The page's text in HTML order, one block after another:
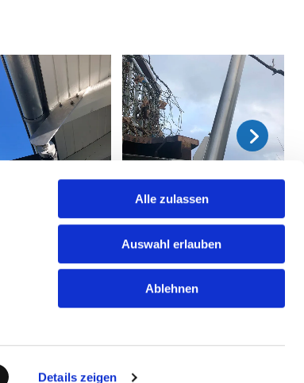
Details zeigen
Alle zulassen
Auswahl erlauben
Ablehnen